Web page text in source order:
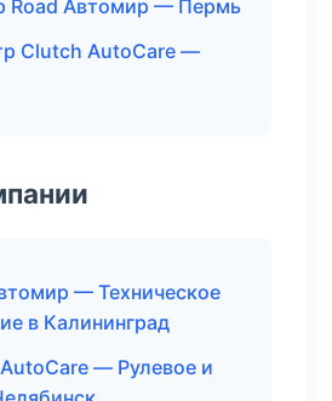
Road Автомир — Пермь
Clutch AutoCare —
— Техническое
в Калининград
— Рулевое и